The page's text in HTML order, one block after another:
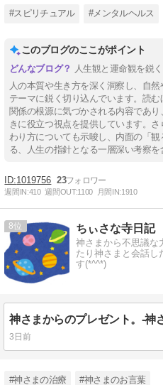
#スピリチュアル #メンタルヘルス
このブログのここがポイント
人生観と運命観を鋭
人の本質や生き方を深く洞察し、自
テーマに鋭く切り込んでいます。読
関係の根源に気づかされる内容であ
きに役立つ視点を提供しています。
わり方についても示唆し、内面の「
る、人生の指針となる一層深い考察を
1019756 23
週間IN:410 週間OUT:1100 月間IN:1910
8 ちぃさな寺日記
神さまから不思議な
たり神さまと会話し
す(*^^*)
3日前
#神さまの治療 #神さまのお言葉